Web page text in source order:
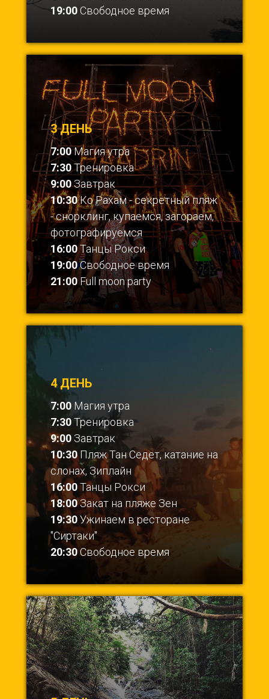
19:00Свободное время
3 ДЕНЬ
7:00Магия утра
7:30Тренировка
9:00Завтрак
10:30Ко Рахам - секретный пляж
- снорклинг, купаемся, загораем,
фотографируемся
16:00Танцы Рокси
19:00Свободное время
21:00Full moon party
4 ДЕНЬ
7:00 Магия утра
7:30Тренировка
9:00 Завтрак
10:30Пляж Тан Седет, катание на
слонах, Зиплайн
16:00Танцы Рокси
18:00Закат на пляже Зен
19:30Ужинаем в ресторане
"Сиртаки"
20:30Свободное время